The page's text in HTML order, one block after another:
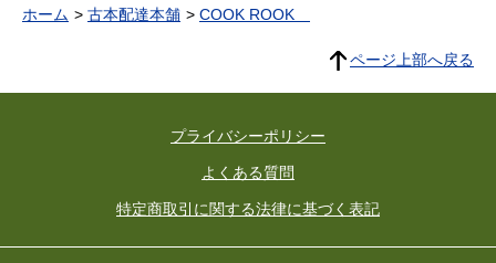
ホーム 古本配達本舗 COOK ROOK
ページ上部へ戻る
プライバシーポリシー
よくある質問
特定商取引に関する法律に基づく表記